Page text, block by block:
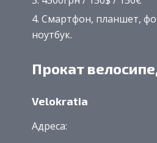
Смартфон, планшет,
ноутбук.
Прокат
Velokratia
Адреса: